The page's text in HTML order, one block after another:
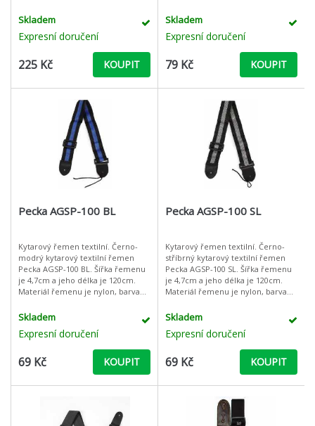
vaše kytara akusti
Skladem
Expresní doručení
225 Kč KOUPIT
řemen Pecka AGSP-100. Šířka
Skladem
Expresní doručení
79 Kč KOUPIT
Pecka AGSP-100 BL
Kytarový řemen textilní. Černo-
modrý kytarový textilní řemen
Pecka AGSP-100 BL. Šířka řemenu
je 4,7cm a jeho délka je 120cm.
Materiál řemenu je nylon, barva
modrý kytarový textilní řemen
Skladem
Expresní doručení
69 Kč KOUPIT
Pecka AGSP-100 SL
Kytarový řemen textilní. Černo-
stříbrný kytarový textilní řemen
Pecka AGSP-100 SL. Šířka řemenu
je 4,7cm a jeho délka je 120cm.
Materiál řemenu je nylon, barva
stříbrný kytarový textilní ř
Skladem
Expresní doručení
69 Kč KOUPIT